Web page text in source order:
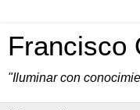
Francisco
"Iluminar con